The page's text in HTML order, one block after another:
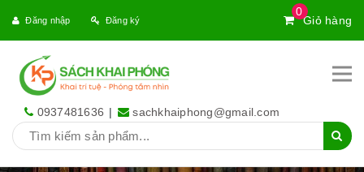
0
Giỏ hàng
Đăng nhập Đăng ký
0937481636 | sachkhaiphong@gmail.com